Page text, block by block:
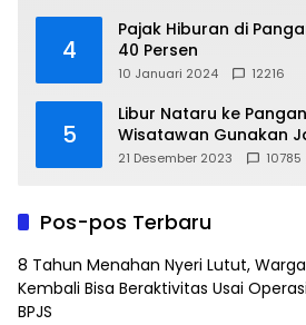
4
Pajak Hiburan di
40 Persen
10 Januari 2024 12216
5
Libur Nataru ke
Wisatawan Gunakan
21 Desember 2023 10785
Pos-pos Terbaru
8 Tahun Menahan Nyeri Lutut,
Kembali Bisa Beraktivitas Usai
BPJS